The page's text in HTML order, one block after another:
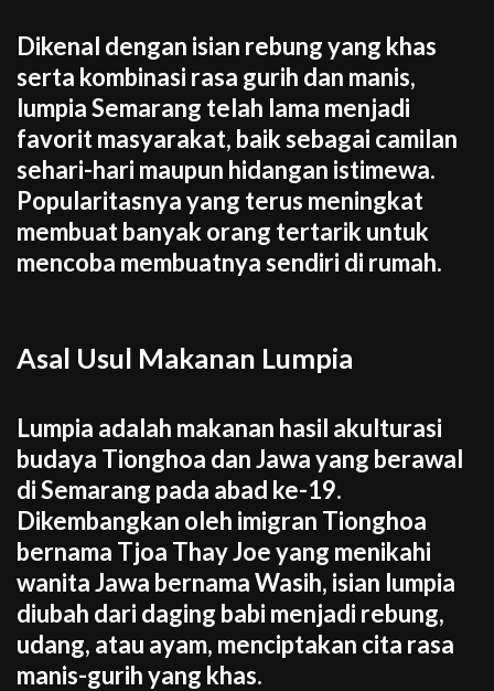
Dikenal dengan isian rebung yang khas
serta kombinasi rasa gurih dan manis,
lumpia Semarang telah lama menjadi
favorit masyarakat, baik sebagai camilan
sehari-hari maupun hidangan istimewa.
Popularitasnya yang terus meningkat
membuat banyak orang tertarik untuk
mencoba membuatnya sendiri di rumah.
Asal Usul Makanan Lumpia
Lumpia adalah makanan hasil akulturasi
budaya Tionghoa dan Jawa yang berawal
di Semarang pada abad ke-19.
Dikembangkan oleh imigran Tionghoa
bernama Tjoa Thay Joe yang menikahi
wanita Jawa bernama Wasih, isian lumpia
diubah dari daging babi menjadi rebung,
udang, atau ayam, menciptakan cita rasa
manis-gurih yang khas.